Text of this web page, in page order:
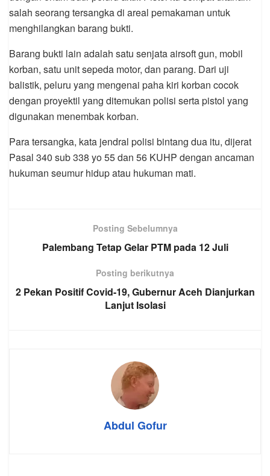
salah seorang tersangka di areal pemakaman untuk
menghilangkan barang bukti.
Barang bukti lain adalah satu senjata airsoft gun, mobil
korban, satu unit sepeda motor, dan parang. Dari uji
balistik, peluru yang mengenai paha kiri korban cocok
dengan proyektil yang ditemukan polisi serta pistol yang
digunakan menembak korban.
Para tersangka, kata jendral polisi bintang dua itu, dijerat
Pasal 340 sub 338 yo 55 dan 56 KUHP dengan ancaman
hukuman seumur hidup atau hukuman mati.
Posting Sebelumnya
Palembang Tetap Gelar PTM pada 12 Juli
Posting berikutnya
2 Pekan Positif Covid-19, Gubernur Aceh Dianjurkan
Lanjut Isolasi
Abdul Gofur